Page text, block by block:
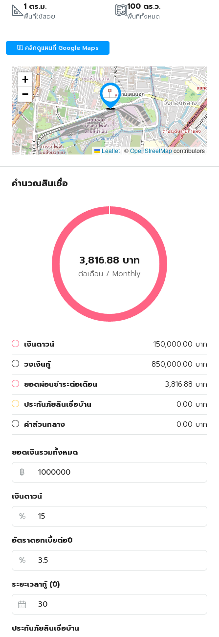
1 ตร.ม.
พื้นที่ใช้สอย
100 ตร.ว.
พื้นที่ทั้งหมด
คลิกดูแผนที่ Google Maps
+
−
Leaflet | ©OpenStreetMapcontributors
คำนวณสินเชื่อ
3,816.88 บาท
ต่อเดือน / Monthly
เงินดาวน์
150,000.00 บาท
วงเงินกู้
850,000.00 บาท
ยอดผ่อนชำระต่อเดือน
3,816.88 บาท
ประกันภัยสินเชื่อบ้าน
0.00 บาท
ค่าส่วนกลาง
0.00 บาท
ยอดเงินรวมทั้งหมด
฿
เงินดาวน์
%
อัตราดอกเบี้ยต่อปี
%
ระยะเวลากู้ (ปี)
ประกันภัยสินเชื่อบ้าน